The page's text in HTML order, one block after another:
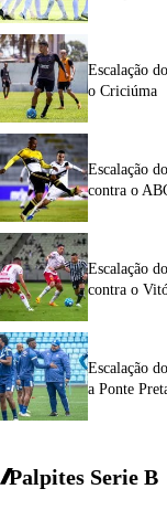
Escalação
o Criciúma
Escalação
contra o
Escalação
contra o
Escalação
a Ponte
Palpites Serie B